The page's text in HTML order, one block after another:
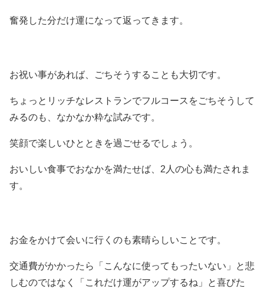
奮発した分だけ運になって返ってきます。
お祝い事があれば、ごちそうすることも大切です。
ちょっとリッチなレストランでフルコースをごちそうして
みるのも、なかなか粋な試みです。
笑顔で楽しいひとときを過ごせるでしょう。
おいしい食事でおなかを満たせば、2人の心も満たされま
す。
お金をかけて会いに行くのも素晴らしいことです。
交通費がかかったら「こんなに使ってもったいない」と悲
しむのではなく「これだけ運がアップするね」と喜びた